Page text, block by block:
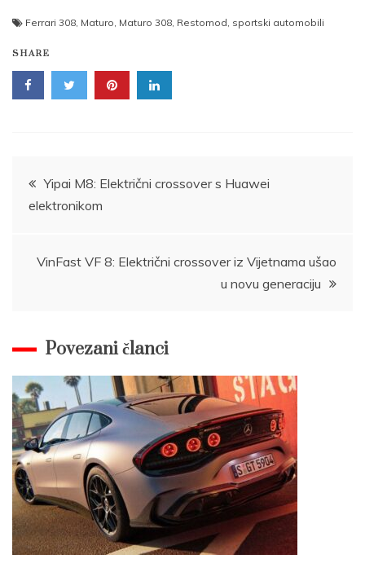
Ferrari 308, Maturo, Maturo 308, Restomod, sportski automobili
SHARE
Post
navigation
Yipai M8: Električni crossover s Huawei
elektronikom
VinFast VF 8: Električni crossover iz Vijetnama ušao
u novu generaciju
Povezani članci